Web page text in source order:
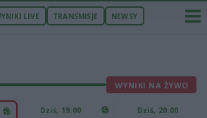
LIVE TRANSMISJE NEWSY
WYNIKI NA ŻYWO
Dziś, 19:00 Dziś, 20:00